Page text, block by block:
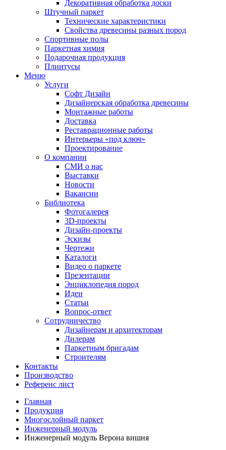
Декоративная обработка доски
Штучный паркет
Технические характеристики
Свойства древесины разных пород
Спортивные полы
Паркетная химия
Подарочная продукция
Плинтусы
Меню
Услуги
Софт Дизайн
Дизайнерская обработка древесины
Монтажные работы
Доставка
Реставрационные работы
Интерьеры «под ключ»
Проектирование
О компании
СМИ о нас
Выставки
Новости
Вакансии
Библиотека
Фотогалерея
3D-проекты
Дизайн-проекты
Эскизы
Чертежи
Каталоги
Видео о паркете
Презентации
Энциклопедия пород
Идеи
Статьи
Вопрос-ответ
Сотрудничество
Дизайнерам и архитекторам
Дилерам
Паркетным бригадам
Строителям
Контакты
Производство
Референс лист
Главная
Продукция
Многослойный паркет
Инженерный модуль
Инженерный модуль Верона вишня